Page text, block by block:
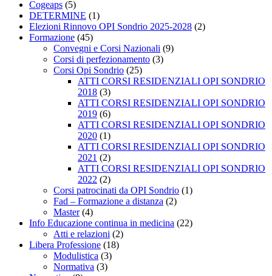
Cogeaps (5)
DETERMINE (1)
Elezioni Rinnovo OPI Sondrio 2025-2028 (2)
Formazione (45)
Convegni e Corsi Nazionali (9)
Corsi di perfezionamento (3)
Corsi Opi Sondrio (25)
ATTI CORSI RESIDENZIALI OPI SONDRIO
2018 (3)
ATTI CORSI RESIDENZIALI OPI SONDRIO
2019 (6)
ATTI CORSI RESIDENZIALI OPI SONDRIO
2020 (1)
ATTI CORSI RESIDENZIALI OPI SONDRIO
2021 (2)
ATTI CORSI RESIDENZIALI OPI SONDRIO
2022 (2)
Corsi patrocinati da OPI Sondrio (1)
Fad – Formazione a distanza (2)
Master(4)
Info Educazione continua in medicina (22)
Atti e relazioni (2)
Libera Professione (18)
Modulistica (3)
Normativa (3)